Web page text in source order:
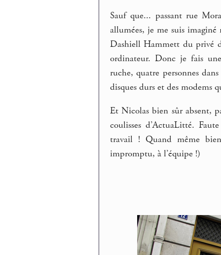
Sauf que... passant rue
allumées, je me suis
Dashiell Hammett du privé
ordinateur. Donc je fais
ruche, quatre personnes
disques durs et des modems
Et Nicolas bien sûr absent,
coulisses d’ActuaLitté.
travail ! Quand même
impromptu, à l’équipe !)